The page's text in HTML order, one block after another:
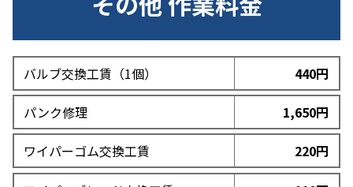
バルブ交換工賃（1個） 440円
パンク修理 1,650円
ワイパーゴム交換工賃 220円